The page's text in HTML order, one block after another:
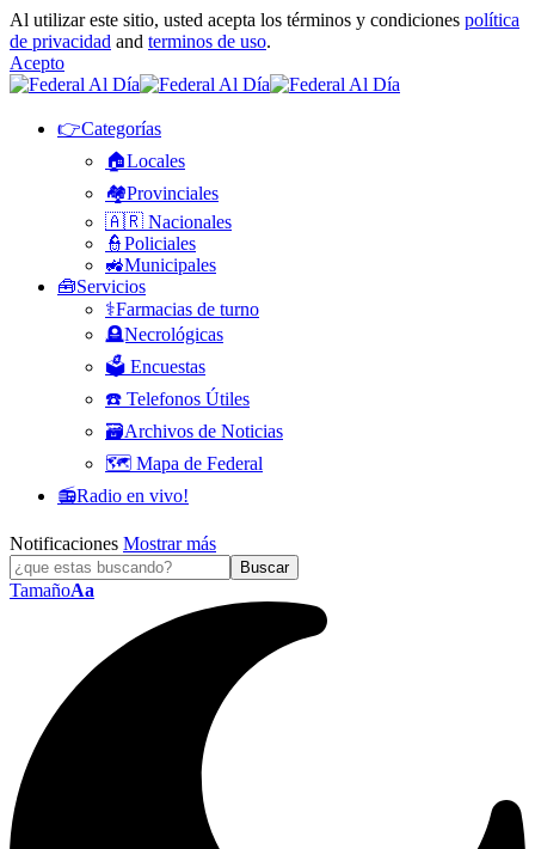
Al utilizar este sitio, usted acepta los términos y condiciones política
de privacidad and terminos de uso.
Acepto
👉Categorías
🏠Locales
🏘️Provinciales
🇦🇷 Nacionales
👮Policiales
🚜Municipales
🧰Servicios
⚕️Farmacias de turno
🪦Necrológicas
🗳️ Encuestas
☎️ Telefonos Útiles
🗃️Archivos de Noticias
🗺️ Mapa de Federal
📻Radio en vivo!
Notificaciones Mostrar más
TamañoAa